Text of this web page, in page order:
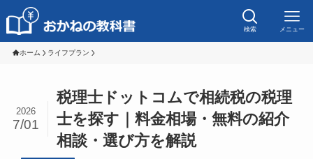
検索 メニュー
ホーム ライフプラン
税理士ドットコムで相続税の税理
士を探す｜料金相場・無料の紹介
相談・選び方を解説
2026
7/01